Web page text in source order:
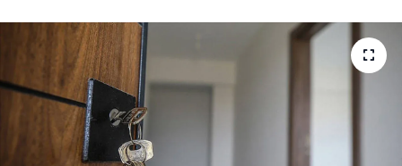
TEKNOLOJİ
YAŞAM
YEREL YÖNETİMLER